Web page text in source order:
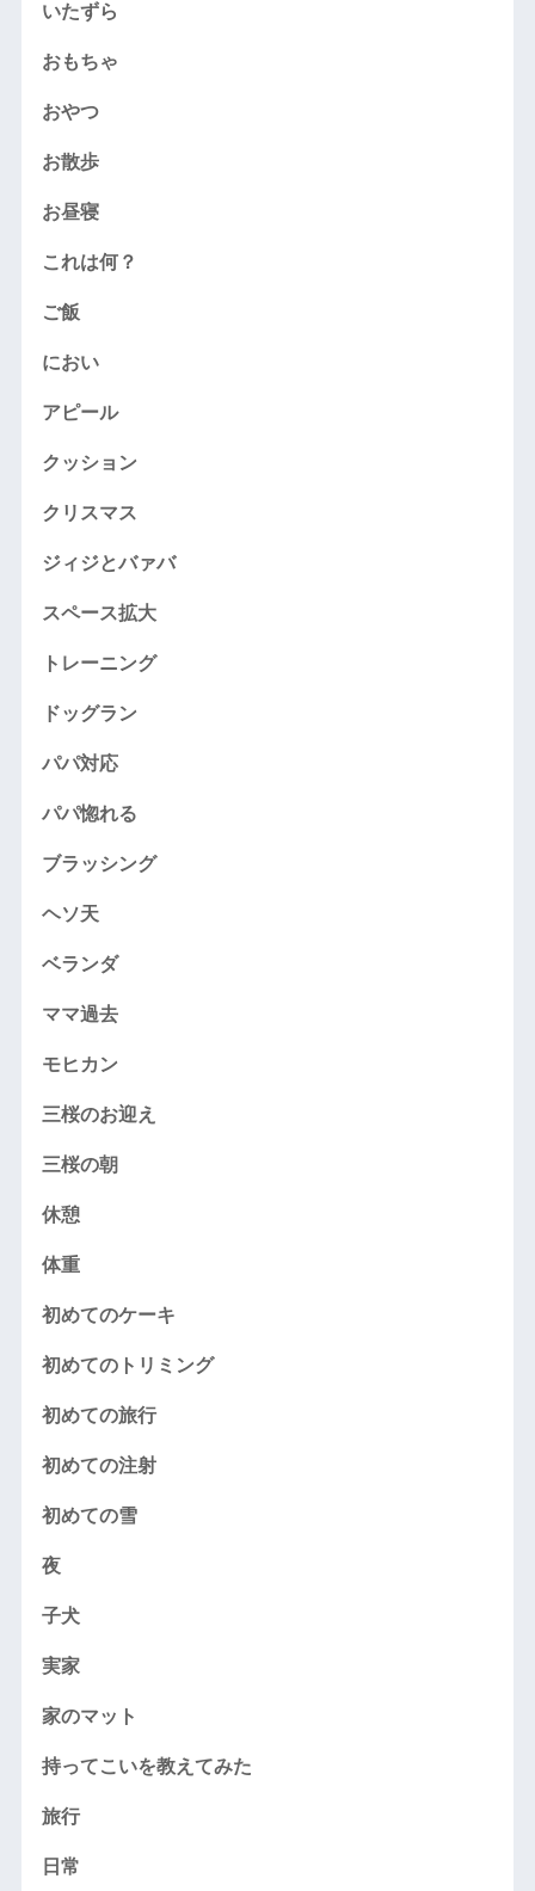
いたずら
おもちゃ
おやつ
お散歩
お昼寝
これは何？
ご飯
におい
アピール
クッション
クリスマス
ジィジとバァバ
スペース拡大
トレーニング
ドッグラン
パパ対応
パパ惚れる
ブラッシング
ヘソ天
ベランダ
ママ過去
モヒカン
三桜のお迎え
三桜の朝
休憩
体重
初めてのケーキ
初めてのトリミング
初めての旅行
初めての注射
初めての雪
夜
子犬
実家
家のマット
持ってこいを教えてみた
旅行
日常